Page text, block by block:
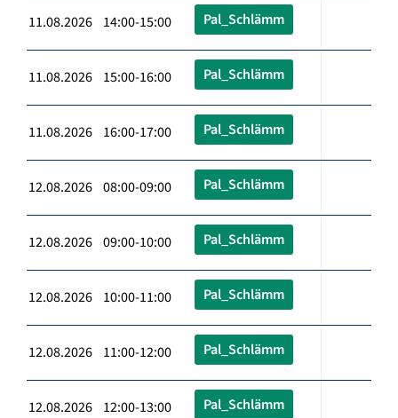
11.08.2026 14:00-15:00 Pal_Schlämm
11.08.2026 15:00-16:00 Pal_Schlämm
11.08.2026 16:00-17:00 Pal_Schlämm
12.08.2026 08:00-09:00 Pal_Schlämm
12.08.2026 09:00-10:00 Pal_Schlämm
12.08.2026 10:00-11:00 Pal_Schlämm
12.08.2026 11:00-12:00 Pal_Schlämm
12.08.2026 12:00-13:00 Pal_Schlämm